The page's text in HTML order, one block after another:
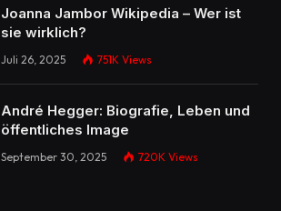
Joanna Jambor Wikipedia – Wer ist
sie wirklich?
Juli 26, 2025 751K Views
André Hegger: Biografie, Leben und
öffentliches Image
September 30, 2025 720K Views